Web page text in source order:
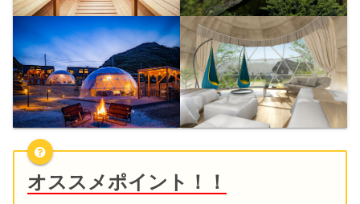
オススメポイント！！